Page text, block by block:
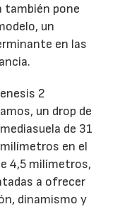
pone
un
en las
2
un drop de
de 31
en el
4,5 milímetros,
a ofrecer
dinamismo y